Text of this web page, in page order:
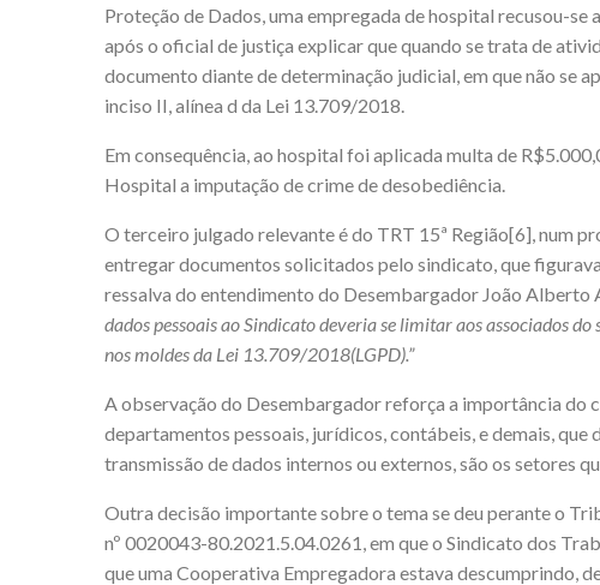
Proteção de Dados, uma empregada de hospital recusou-
após o oficial de justiça explicar que quando se trata de
documento diante de determinação judicial, em que não se
inciso II, alínea d da Lei 13.709/2018.
Em consequência, ao hospital foi aplicada multa de
Hospital a imputação de crime de desobediência.
O terceiro julgado relevante é do TRT 15ª Região[6] , num
entregar documentos solicitados pelo sindicato, que
ressalva do entendimento do Desembargador João Alberto
dados pessoais ao Sindicato deveria se limitar aos associados
nos moldes da Lei 13.709/2018(LGPD).”
A observação do Desembargador reforça a importância do
departamentos pessoais, jurídicos, contábeis, e demais,
transmissão de dados internos ou externos, são os setores
Outra decisão importante sobre o tema se deu perante o
nº 0020043-80.2021.5.04.0261, em que o Sindicato dos
que uma Cooperativa Empregadora estava descumprindo,